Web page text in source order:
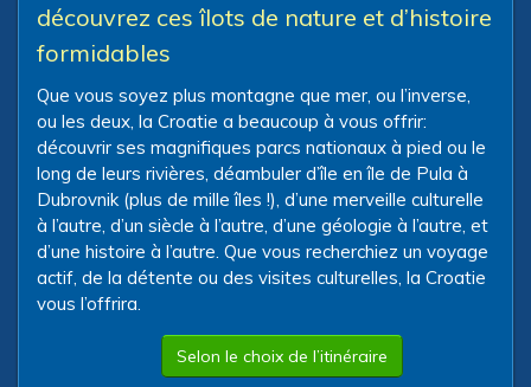
découvrez ces îlots de nature et d’histoire
formidables
Que vous soyez plus montagne que mer, ou l’inverse,
ou les deux, la Croatie a beaucoup à vous offrir:
découvrir ses magnifiques parcs nationaux à pied ou le
long de leurs rivières, déambuler d’île en île de Pula à
Dubrovnik (plus de mille îles !), d’une merveille culturelle
à l’autre, d’un siècle à l’autre, d’une géologie à l’autre, et
d’une histoire à l’autre. Que vous recherchiez un voyage
actif, de la détente ou des visites culturelles, la Croatie
vous l’offrira.
Selon le choix de l’itinéraire